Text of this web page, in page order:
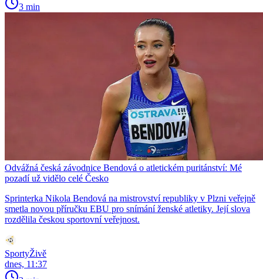
3 min
Odvážná česká závodnice Bendová o atletickém puritánství: Mé
pozadí už vidělo celé Česko
Sprinterka Nikola Bendová na mistrovství republiky v Plzni veřejně
smetla novou příručku EBU pro snímání ženské atletiky. Její slova
rozdělila českou sportovní veřejnost.
SportyŽivě
dnes, 11:37